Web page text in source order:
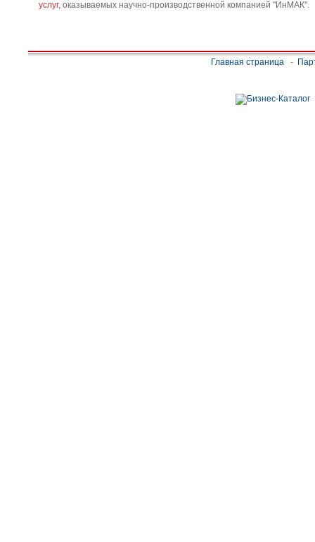
услуг, оказываемых научно-производственной компанией "ИнМАК".
Главная страница-